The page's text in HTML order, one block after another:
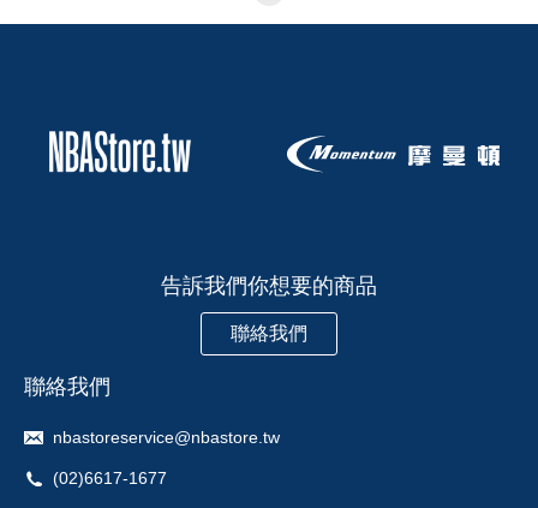
告訴我們你想要的商品
聯絡我們
聯絡我們
nbastoreservice@nbastore.tw
(02)6617-1677